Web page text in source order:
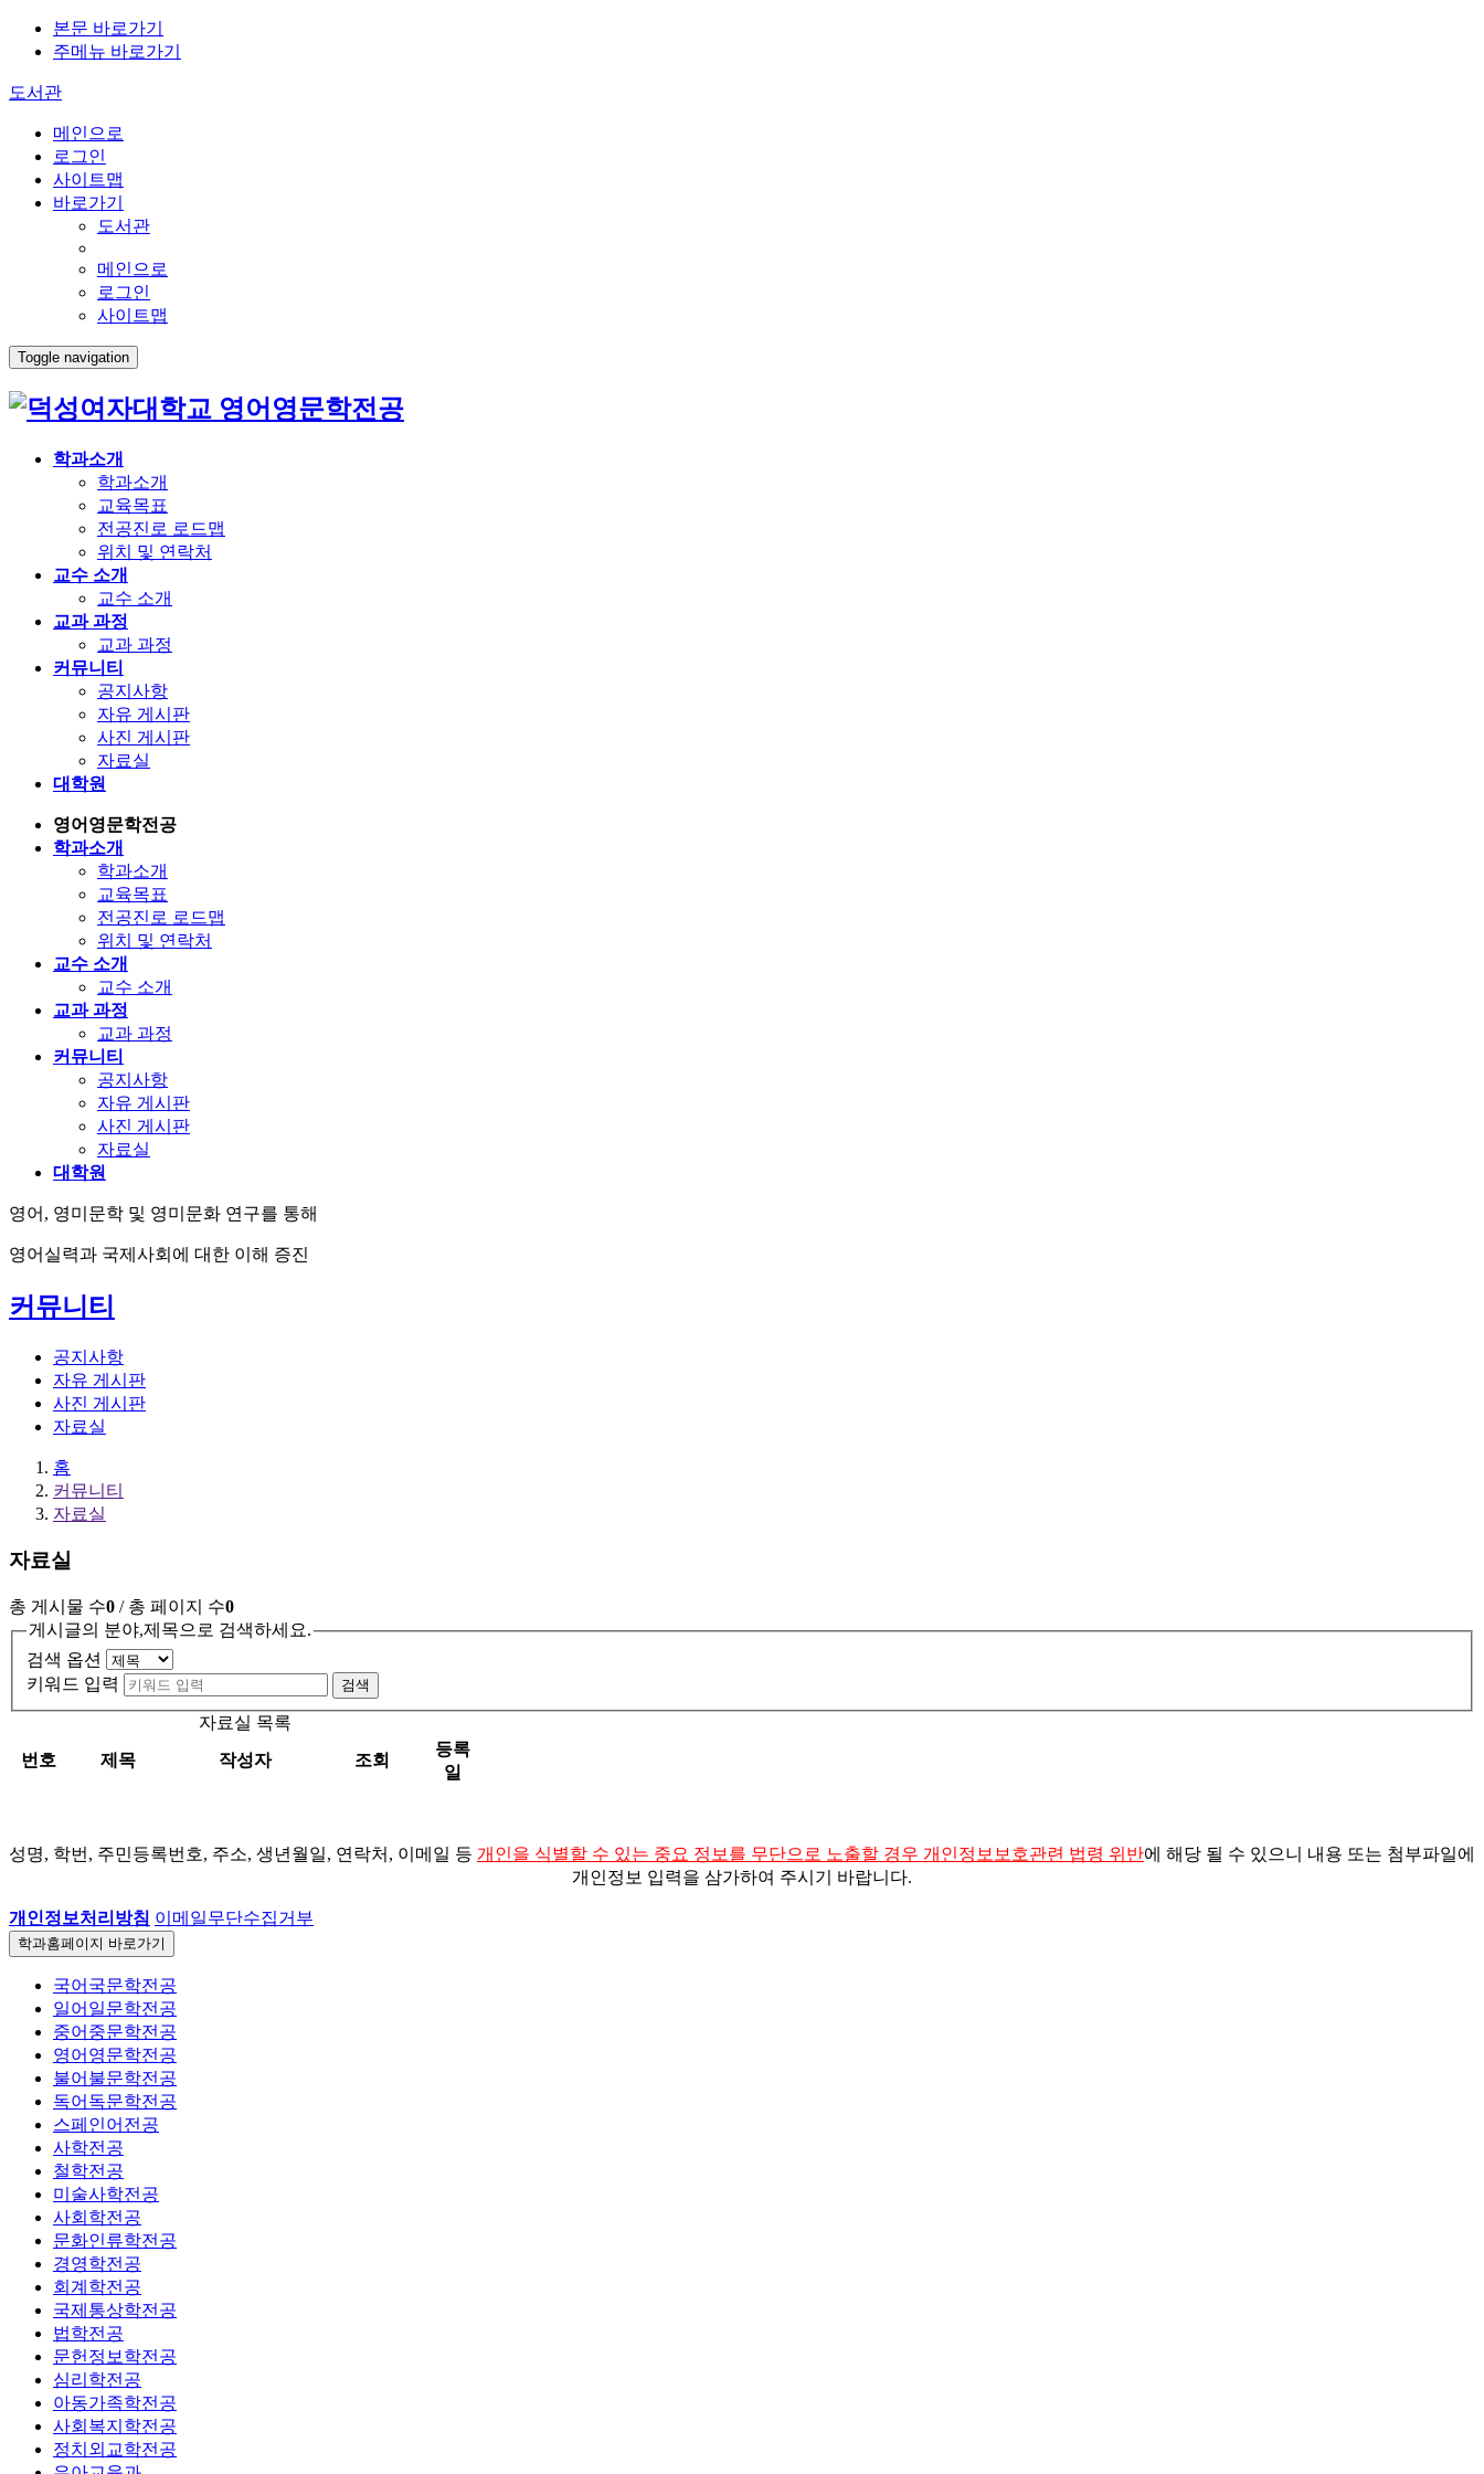
본문 바로가기
주메뉴 바로가기
도서관
메인으로
로그인
사이트맵
바로가기
도서관
메인으로
로그인
사이트맵
Toggle navigation
영어영문학전공
학과소개
학과소개
교육목표
전공진로 로드맵
위치 및 연락처
교수 소개
교수 소개
교과 과정
교과 과정
커뮤니티
공지사항
자유 게시판
사진 게시판
자료실
대학원
영어영문학전공
학과소개
학과소개
교육목표
전공진로 로드맵
위치 및 연락처
교수 소개
교수 소개
교과 과정
교과 과정
커뮤니티
공지사항
자유 게시판
사진 게시판
자료실
대학원
영어, 영미문학 및 영미문화 연구를 통해
영어실력과 국제사회에 대한 이해 증진
커뮤니티
공지사항
자유 게시판
사진 게시판
자료실
홈
커뮤니티
자료실
자료실
총 게시물 수0 / 총 페이지 수0
게시글의 분야,제목으로 검색하세요.
검색 옵션
키워드 입력
검색
자료실 목록
번호
제목 작성자 조회
등록
일
성명, 학번, 주민등록번호, 주소, 생년월일, 연락처, 이메일 등 개인을 식별할 수 있는 중요 정보를 무단으로 노출할 경우 개인정보보호관련 법령 위반에 해당 될 수 있으니 내용 또는 첨부파일에
개인정보 입력을 삼가하여 주시기 바랍니다.
개인정보처리방침 이메일무단수집거부
학과홈페이지 바로가기
국어국문학전공
일어일문학전공
중어중문학전공
영어영문학전공
불어불문학전공
독어독문학전공
스페인어전공
사학전공
철학전공
미술사학전공
사회학전공
문화인류학전공
경영학전공
회계학전공
국제통상학전공
법학전공
문헌정보학전공
심리학전공
아동가족학전공
사회복지학전공
정치외교학전공